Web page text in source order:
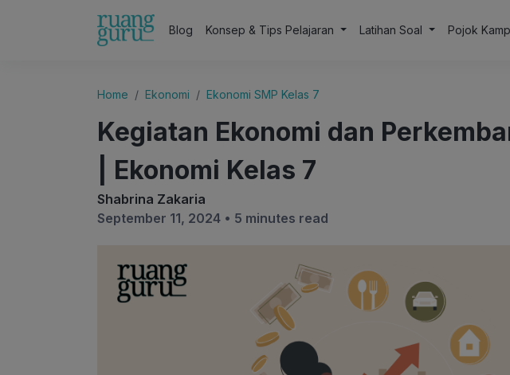
Blog Konsep & Tips Pelajaran Latihan Soal Pojok
Home Ekonomi Ekonomi SMP Kelas 7
Kegiatan Ekonomi dan
| Ekonomi Kelas 7
Shabrina Zakaria
September 11, 2024 • 5 minutes read